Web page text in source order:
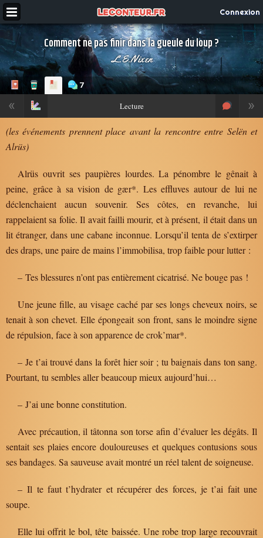
Connexion
Comment ne pas finir dans la gueule du loup ?
L.E.Nixen
7
« »
Lecture
(les événements prennent place avant la rencontre entre Selën et
Alrüs)
Alrüs ouvrit ses paupières lourdes. La pénombre le gênait à
peine, grâce à sa vision de gær*. Les effluves autour de lui ne
déclenchaient aucun souvenir. Ses côtes, en revanche, lui
rappelaient sa folie. Il avait failli mourir, et à présent, il était dans un
lit étranger, dans une cabane inconnue. Lorsqu’il tenta de s’extirper
des draps, une paire de mains l’immobilisa, trop faible pour lutter :
– Tes blessures n’ont pas entièrement cicatrisé. Ne bouge pas !
Une jeune fille, au visage caché par ses longs cheveux noirs, se
tenait à son chevet. Elle épongeait son front, sans le moindre signe
de répulsion, face à son apparence de crok’mar*.
– Je t’ai trouvé dans la forêt hier soir ; tu baignais dans ton sang.
Pourtant, tu sembles aller beaucoup mieux aujourd’hui…
– J’ai une bonne constitution.
Avec précaution, il tâtonna son torse afin d’évaluer les dégâts. Il
sentait ses plaies encore douloureuses et quelques contusions sous
ses bandages. Sa sauveuse avait montré un réel talent de soigneuse.
– Il te faut t’hydrater et récupérer des forces, je t’ai fait une
soupe.
Elle lui offrit le bol, tête baissée. Une robe trop large recouvrait